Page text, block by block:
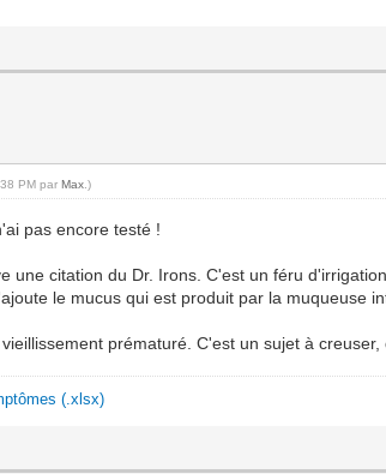
PM parMax .)
pas encore testé !
une citation du Dr. Irons. C'est un féru
le mucus qui est produit par la muqueuse
prématuré. C'est un sujet à
(.xlsx)